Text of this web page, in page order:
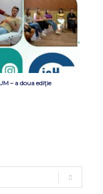
– a doua ediție